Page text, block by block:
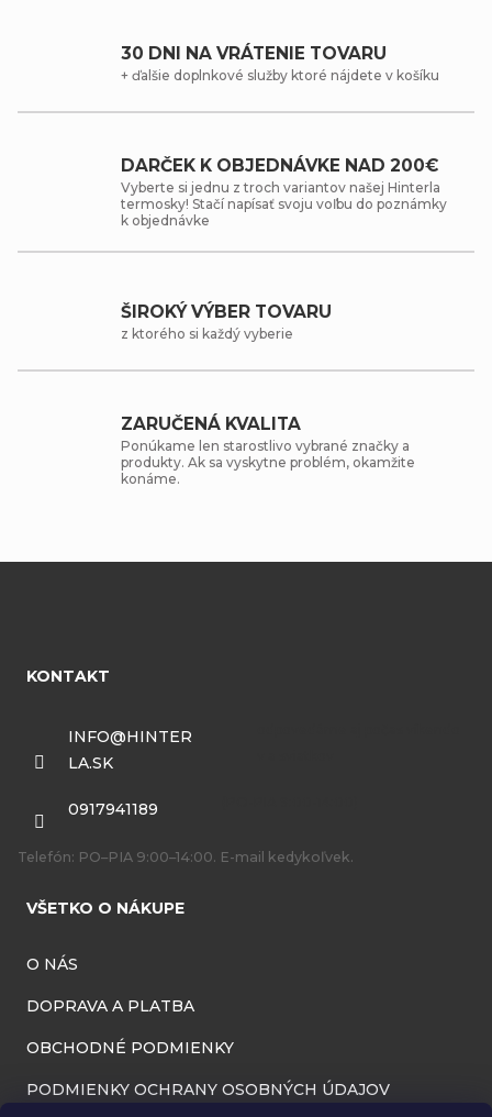
30 DNI NA VRÁTENIE TOVARU
+ ďalšie doplnkové služby ktoré nájdete v košíku
DARČEK K OBJEDNÁVKE NAD 200€
Vyberte si jednu z troch variantov našej Hinterla
termosky! Stačí napísať svoju voľbu do poznámky
k objednávke
ŠIROKÝ VÝBER TOVARU
z ktorého si každý vyberie
ZARUČENÁ KVALITA
Ponúkame len starostlivo vybrané značky a
produkty. Ak sa vyskytne problém, okamžite
konáme.
KONTAKT
INFO@HINTER
LA.SK
0917941189
Telefón: PO–PIA 9:00–14:00. E-mail kedykoľvek.
VŠETKO O NÁKUPE
O NÁS
DOPRAVA A PLATBA
OBCHODNÉ PODMIENKY
PODMIENKY OCHRANY OSOBNÝCH ÚDAJOV